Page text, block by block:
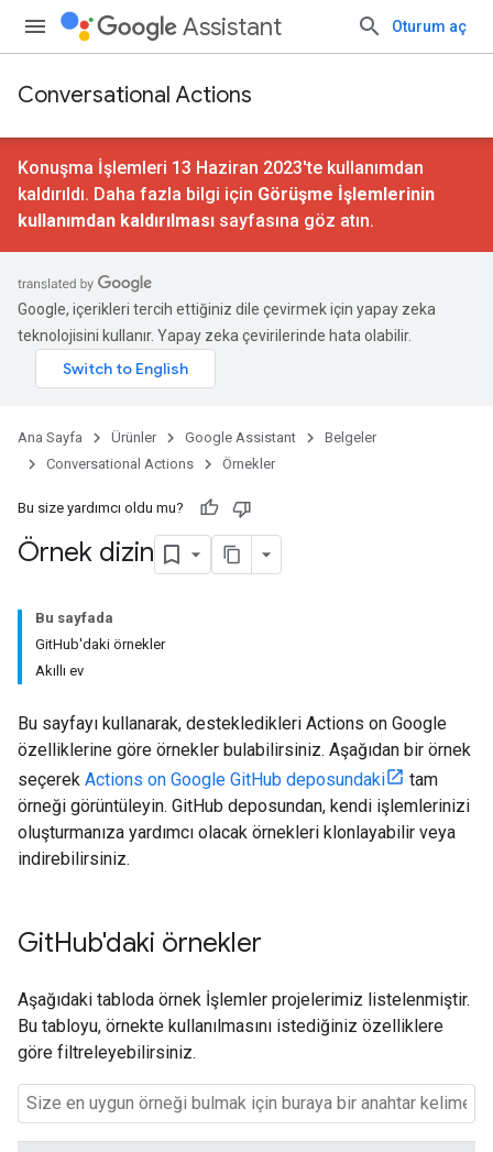
Assistant Oturum aç
Conversational Actions
Konuşma İşlemleri 13 Haziran 2023'te kullanımdan
kaldırıldı. Daha fazla bilgi için Görüşme İşlemlerinin
kullanımdan kaldırılması sayfasına göz atın.
Google, içerikleri tercih ettiğiniz dile çevirmek için yapay zeka
teknolojisini kullanır. Yapay zeka çevirilerinde hata olabilir.
Ana Sayfa Ürünler Google Assistant
Belgeler
Conversational Actions
Örnekler
Bu size yardımcı oldu mu?
Örnek dizin
Bu sayfada
GitHub'daki örnekler
Akıllı ev
Bu sayfayı kullanarak, destekledikleri Actions on Google
özelliklerine göre örnekler bulabilirsiniz. Aşağıdan bir örnek
seçerek Actions on Google GitHub deposundaki
tam
örneği görüntüleyin. GitHub deposundan, kendi işlemlerinizi
oluşturmanıza yardımcı olacak örnekleri klonlayabilir veya
indirebilirsiniz.
GitHub'daki örnekler
Aşağıdaki tabloda örnek İşlemler projelerimiz listelenmiştir.
Bu tabloyu, örnekte kullanılmasını istediğiniz özelliklere
göre filtreleyebilirsiniz.